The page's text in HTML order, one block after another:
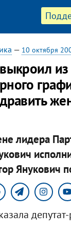
— 10 октября
из
лидера
Янукович